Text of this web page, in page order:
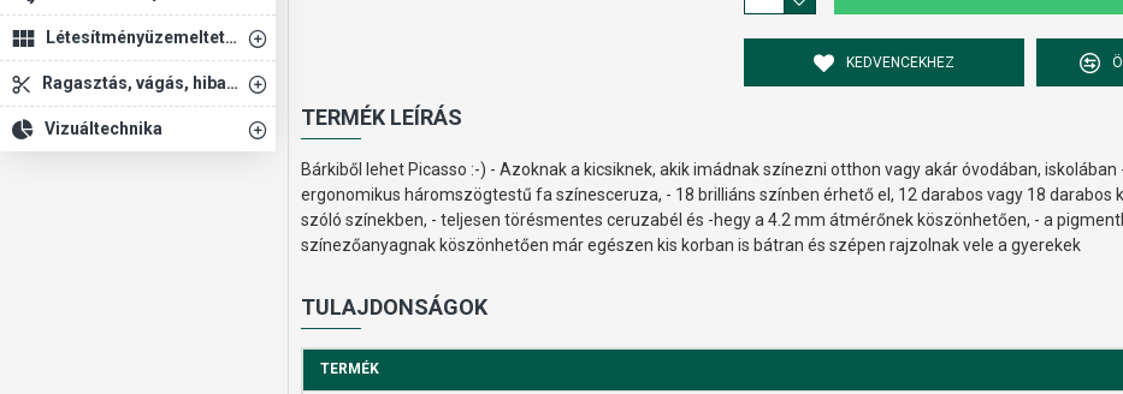
Létesítményüzemeltetés
Ragasztás, vágás, hibajavítás
Vizuáltechnika
KEDVENCEKHEZ
TERMÉK LEÍRÁS
Bárkiből lehet Picasso :-) - Azoknak a kicsiknek, akik imádnak színezni otthon vagy akár óvodában, iskolában
ergonomikus háromszögtestű fa színesceruza, - 18 brilliáns színben érhető el, 12 darabos vagy 18 darabos
szóló színekben, - teljesen törésmentes ceruzabél és -hegy a 4.2 mm átmérőnek köszönhetően, - a
színezőanyagnak köszönhetően már egészen kis korban is bátran és szépen rajzolnak vele a gyerekek
TULAJDONSÁGOK
TERMÉK